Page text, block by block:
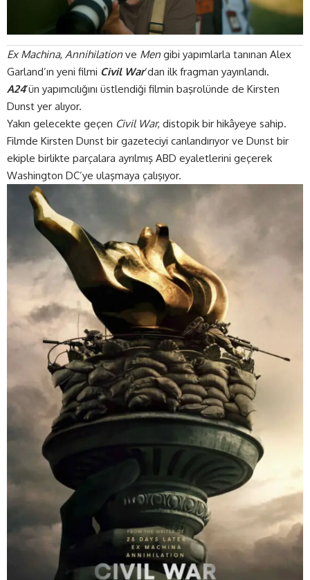
Ex Machina, Annihilation ve Men gibi yapımlarla tanınan Alex
Garland’ın yeni filmi Civil War‘dan ilk fragman yayınlandı.
A24‘ün yapımcılığını üstlendiği filmin başrolünde de Kirsten
Dunst yer alıyor.
Yakın gelecekte geçen Civil War, distopik bir hikâyeye sahip.
Filmde Kirsten Dunst bir gazeteciyi canlandırıyor ve Dunst bir
ekiple birlikte parçalara ayrılmış ABD eyaletlerini geçerek
Washington DC’ye ulaşmaya çalışıyor.